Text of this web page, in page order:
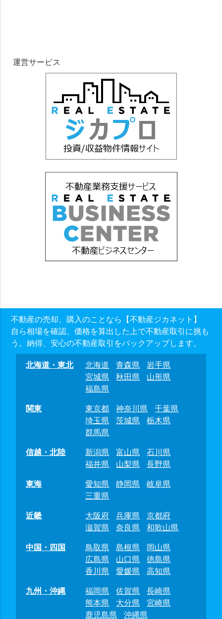
運営サービス
不動産の売却、購入のことなら【不動産ジカネット】
自ら相場を確認、価格を算出した上で不動産取引に挑も
う。納得、安心の不動産取引をバックアップします。
北海道・東北 北海道 青森県
岩手県
宮城県
秋田県
山形県
福島県
関東
東京都 神奈川県
千葉県
埼玉県
茨城県
栃木県
群馬県
信越・北陸
新潟県 富山県
石川県
福井県
山梨県
長野県
東海
愛知県 静岡県
岐阜県
三重県
近畿
大阪府 兵庫県
京都府
滋賀県
奈良県
和歌山県
中国・四国
鳥取県 島根県
岡山県
広島県
山口県
徳島県
香川県
愛媛県
高知県
九州・沖縄
福岡県 佐賀県
長崎県
熊本県
大分県
宮崎県
鹿児島県
沖縄県